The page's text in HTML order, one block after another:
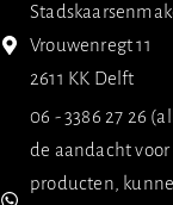
Vrouwenregt 11
2611 KK Delft
06 - 3386 27 26
de aandacht
producten,